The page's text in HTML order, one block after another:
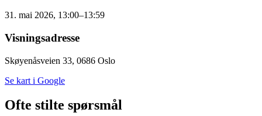
31. mai 2026, 13:00–13:59
Visningsadresse
Skøyenåsveien 33, 0686 Oslo
Se kart i Google
Ofte stilte spørsmål